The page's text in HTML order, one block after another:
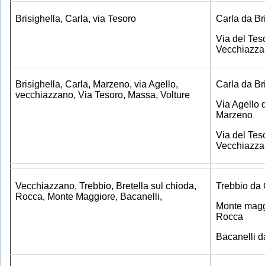
Brisighella, Carla, via Tesoro
Carla da
Via del
Brisighella, Carla, Marzeno, via Agello,
vecchiazzano, Via Tesoro, Massa, Volture
Carla da
Via Agello
Marzeno
Via del
Vecchiazzano, Trebbio, Bretella sul chioda,
Rocca, Monte Maggiore, Bacanelli,
Trebbio da
Monte
Rocca
Bacanelli